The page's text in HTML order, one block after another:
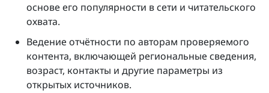
основе его популярности в сети и читательского
охвата.
Ведение отчётности по авторам проверяемого
контента, включающей региональные сведения,
возраст, контакты и другие параметры из
открытых источников.